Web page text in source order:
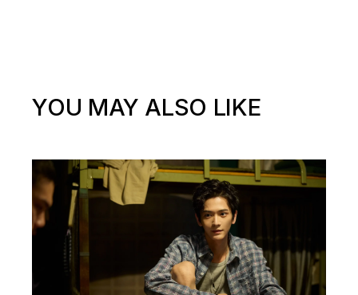
YOU MAY ALSO LIKE